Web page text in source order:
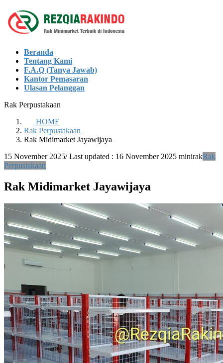
Skip
to
the
Skip
to
the
Beranda
Tentang Kami
F.A.Q (Tanya Jawab)
Kantor Pemasaran
Ulasan Pelanggan
Rak Perpustakaan
HOME
Rak Perpustakaan
Rak Midimarket Jayawijaya
15 November 2025/ Last updated : 16 November 2025 minirakRak
Perpustakaan
Rak Midimarket Jayawijaya